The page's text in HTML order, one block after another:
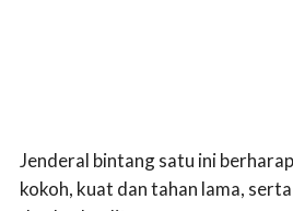
Jenderal bintang satu ini
kokoh, kuat dan tahan lama,